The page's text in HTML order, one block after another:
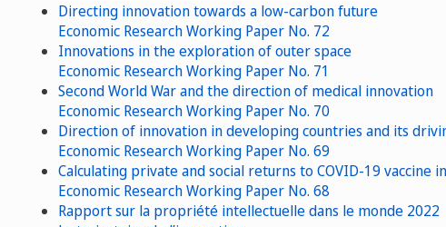
Directing innovation towards a low-carbon future
Economic Research Working Paper No. 72
Innovations in the exploration of outer space
Economic Research Working Paper No. 71
Second World War and the direction of medical innovation
Economic Research Working Paper No. 70
Direction of innovation in developing countries and its
Economic Research Working Paper No. 69
Calculating private and social returns to COVID-19 vaccine
Economic Research Working Paper No. 68
Rapport sur la propriété intellectuelle dans le monde 2022